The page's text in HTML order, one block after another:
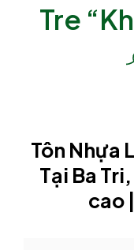
Tre
Tôn Nhựa
Tại Ba
cao